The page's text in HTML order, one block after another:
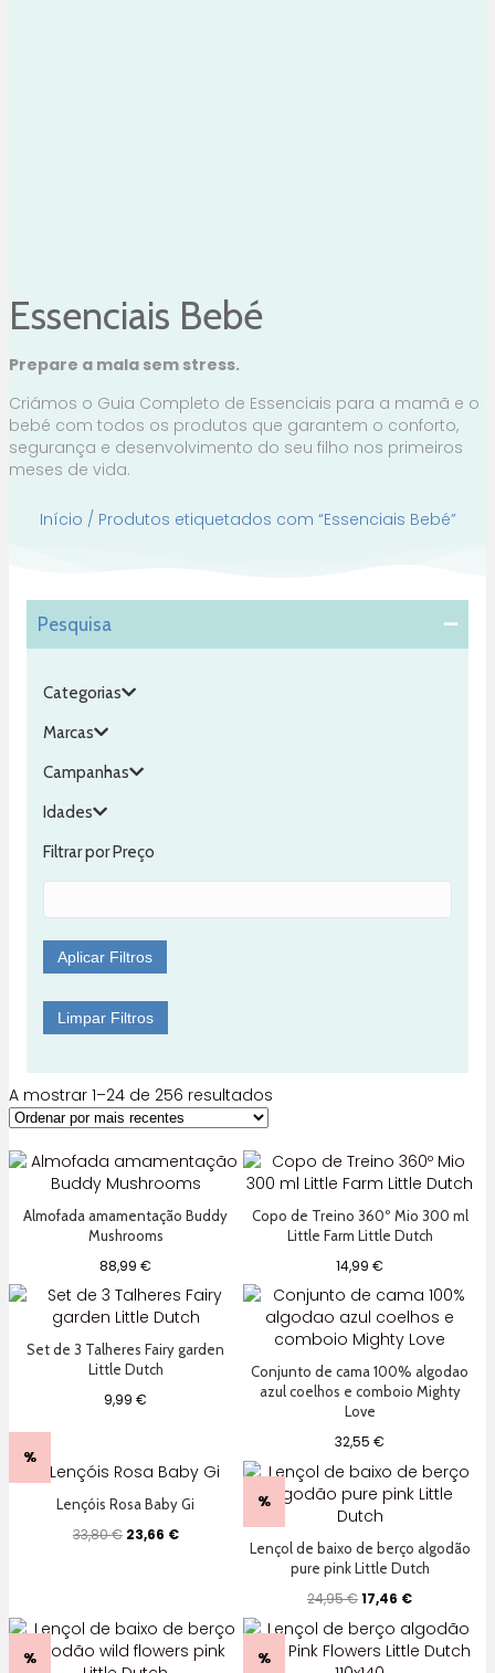
Essenciais Bebé
Prepare a mala sem stress.
Criámos o Guia Completo de Essenciais para a mamã e o
bebé com todos os produtos que garantem o conforto,
segurança e desenvolvimento do seu filho nos primeiros
meses de vida.
Início / Produtos etiquetados com “Essenciais Bebé”
Pesquisa
Categorias
Marcas
Campanhas
Idades
Filtrar por Preço
Aplicar Filtros
Limpar Filtros
A mostrar 1–24 de 256 resultados
recentes
Almofada amamentação Buddy
Mushrooms
88,99€
Copo de Treino 360º Mio 300 ml
Little Farm Little Dutch
14,99 €
Set de 3 Talheres Fairy garden
Little Dutch
9,99€
Conjunto de cama 100% algodao
azul coelhos e comboio Mighty
Love
32,55 €
%
Lençóis Rosa Baby Gi
33,80€ O
23,66 €O
%
Lençol de baixo de berço algodão
pure pink Little Dutch
24,95€O
original
era:
17,46 €O
atual
é:
% %